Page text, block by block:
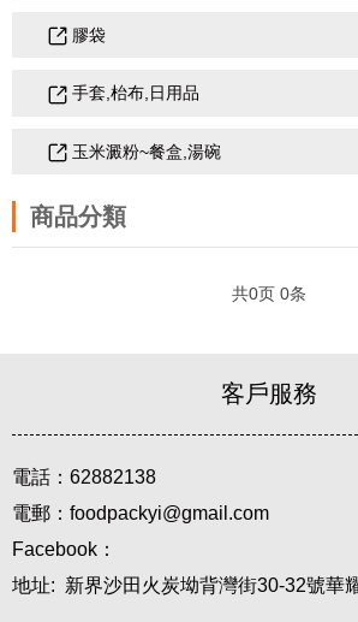
膠袋
手套,枱布,日用品
玉米澱粉~餐盒,湯碗
商品分類
共0页 0条
客戶服務
電話：62882138
電郵：foodpackyi@gmail.com
Facebook：
地址: 新界沙田火炭坳背灣街30-32號華